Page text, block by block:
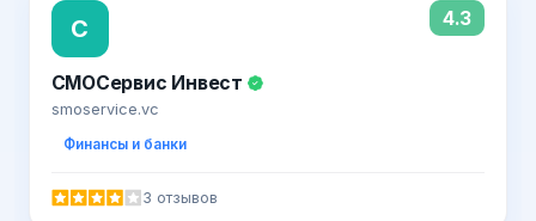
С 4.3
СМОСервис Инвест
smoservice.vc
Финансы и банки
3 отзывов